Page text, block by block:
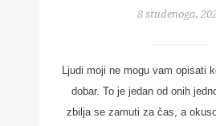
8 studenoga,
Ljudi moji ne mogu vam opisati
dobar. To je jedan od onih
zbilja se zamuti za čas, a